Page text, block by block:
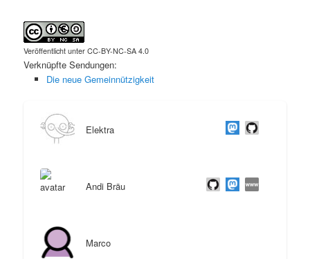
Veröffentlicht unter CC-BY-NC-SA 4.0
Verknüpfte Sendungen:
Die neue Gemeinnützigkeit
Elektra
Andi Bräu
Marco